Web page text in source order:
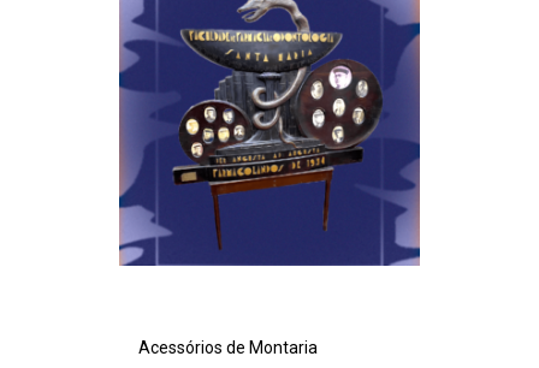
Acessórios de Montaria